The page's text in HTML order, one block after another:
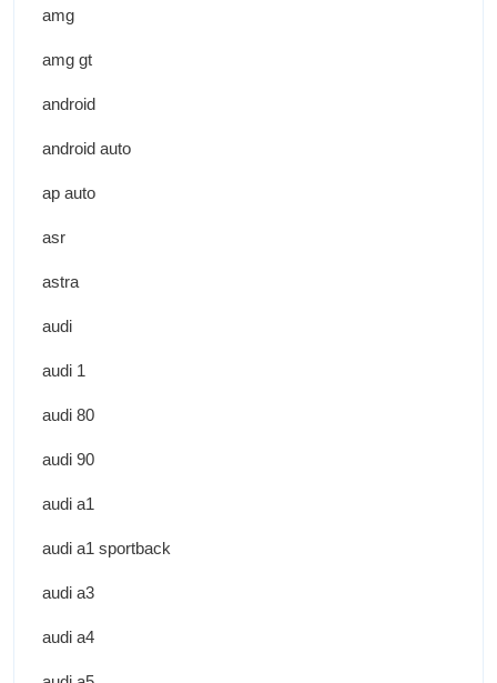
amg
amg gt
android
android auto
ap auto
asr
astra
audi
audi 1
audi 80
audi 90
audi a1
audi a1 sportback
audi a3
audi a4